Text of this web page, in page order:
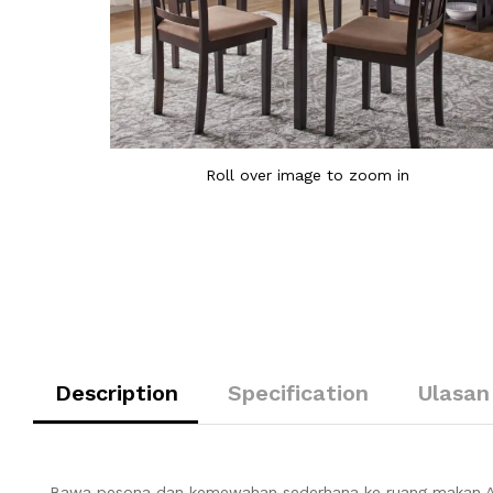
Roll over image to zoom in
Description Specification